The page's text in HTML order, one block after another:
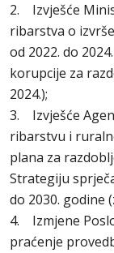
2. Izvješće
ribarstva o
od 2022. do
korupcije za
2024.);
3. Izvješće
ribarstvu i
plana za
Strategiju
do 2030. godine
4. Izmjene
praćenje